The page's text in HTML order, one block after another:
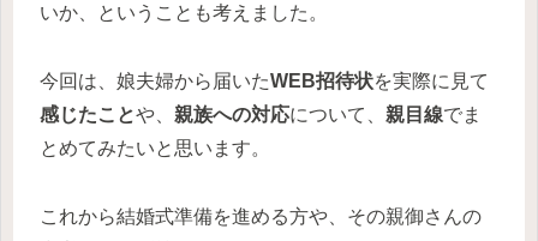
いか、ということも考えました。
今回は、娘夫婦から届いたWEB招待状を実際に見て
感じたことや、 親族への対応について、 親目線でま
とめてみたいと思います。
これから結婚式準備を進める方や、その親御さんの